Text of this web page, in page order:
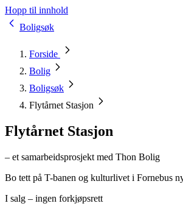
Hopp til innhold
Boligsøk
Forside
Bolig
Boligsøk
Flytårnet Stasjon
Flytårnet Stasjon
– et samarbeidsprosjekt med Thon Bolig
Bo tett på T-banen og kulturlivet i Fornebus
I salg – ingen forkjøpsrett